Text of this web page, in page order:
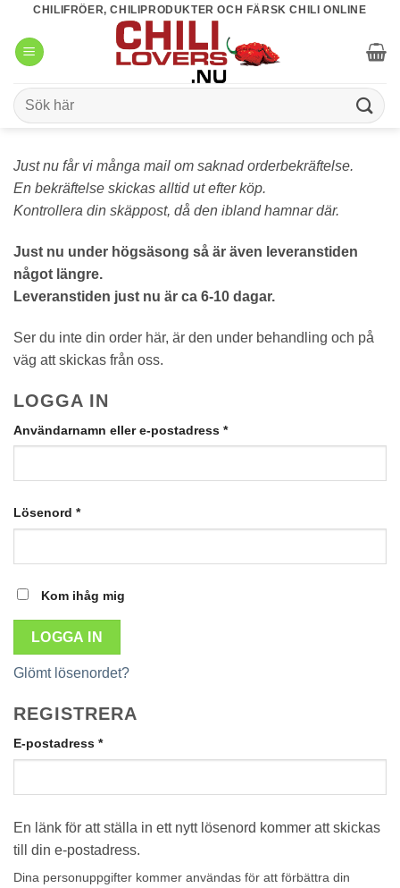
content
CHILIFRÖER, CHILIPRODUKTER OCH FÄRSK CHILI ONLINE
Sök
efter:
Just nu får vi många mail om saknad orderbekräftelse.
En bekräftelse skickas alltid ut efter köp.
Kontrollera din skäppost, då den ibland hamnar där.
Just nu under högsäsong så är även leveranstiden
något längre.
Leveranstiden just nu är ca 6-10 dagar.
Ser du inte din order här, är den under behandling och på
väg att skickas från oss.
LOGGA IN
Användarnamn eller e-postadress *Obligatoriskt
Lösenord *Obligatoriskt
Kom ihåg mig
LOGGA IN
Glömt lösenordet?
REGISTRERA
E-postadress *Obligatoriskt
En länk för att ställa in ett nytt lösenord kommer att skickas
till din e-postadress.
Dina personuppgifter kommer användas för att förbättra din